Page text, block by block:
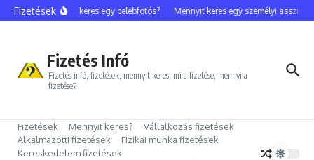
Ugrás a tartalomhoz
FizetésekMennyit keres egy celebfotós? Mennyit keres egy személyi
Fizetés Infó
Fizetés infó, fizetések, mennyit keres, mi a fizetése, mennyi a
fizetése?
Fizetések Mennyit keres?
Vállalkozás fizetések
Alkalmazotti fizetések
Fizikai munka fizetések
Kereskedelem fizetések